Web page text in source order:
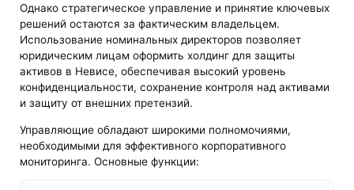
Однако стратегическое управление и принятие ключевых
решений остаются за фактическим владельцем.
Использование номинальных директоров позволяет
юридическим лицам оформить холдинг для защиты
активов в Невисе, обеспечивая высокий уровень
конфиденциальности, сохранение контроля над активами
и защиту от внешних претензий.
Управляющие обладают широкими полномочиями,
необходимыми для эффективного корпоративного
мониторинга. Основные функции: